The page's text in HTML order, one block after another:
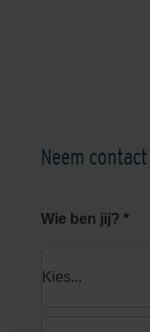
Neem
Wie ben jij? *